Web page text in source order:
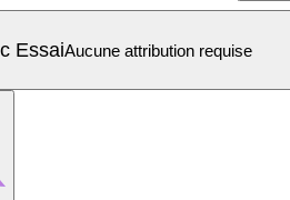
EssaiAucune attribution requise